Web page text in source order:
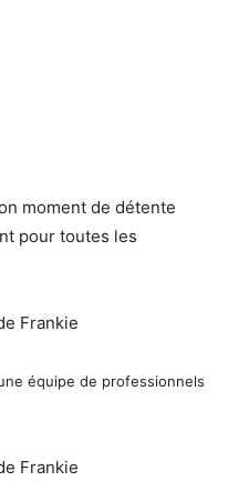
moment de détente
pour toutes les
équipe de professionnels